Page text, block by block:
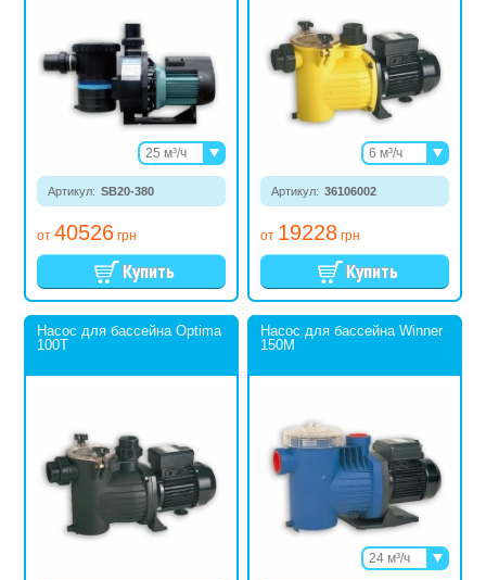
Артикул: SB20-380
от 40526 грн
25 м³/ч
29 м³/ч
Артикул: 36106002
от 19228 грн
6 м³/ч
8 м³/ч
10 м³/ч
Насос для бассейна Optima
100T
Насос для бассейна Winner
150M
24 м³/ч